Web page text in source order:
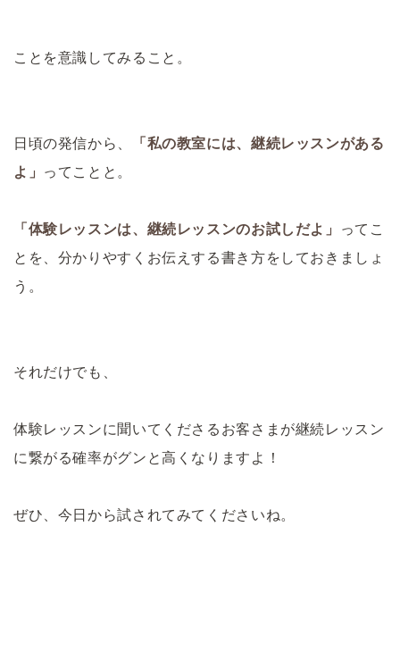
ことを意識してみること。
日頃の発信から、
「私の教室には、継続レッスンがある
よ」
ってことと。
「体験レッスンは、継続レッスンのお試しだよ」
ってこ
とを、分かりやすくお伝えする書き方をしておきましょ
う。
それだけでも、
体験レッスンに聞いてくださるお客さまが継続レッスン
に繋がる確率がグンと高くなりますよ！
ぜひ、今日から試されてみてくださいね。